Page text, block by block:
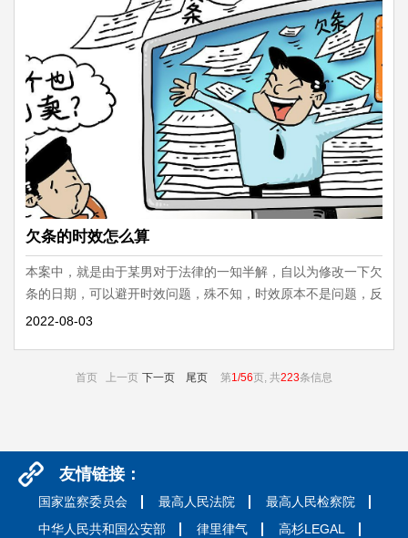
欠条的时效怎么算
本案中，就是由于某男对于法律的一知半解，自以为修改一下欠
条的日期，可以避开时效问题，殊不知，时效原本不是问题，反
而弄巧成拙，给自己挖了个坑，白白损失5000块。
2022-08-03
首页 上一页 下一页 尾页 第1/56页, 共223条信息
友情链接：
国家监察委员会 最高人民法院
最高人民检察院
中华人民共和国公安部
律里律气
高杉LEGAL